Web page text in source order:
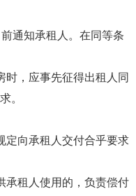
通知承租人。在同等条
时，应事先征得出租人同
。
定向承租人交付合乎要求
承租人使用的，负责偿付